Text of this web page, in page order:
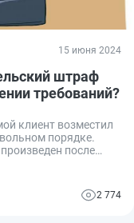
15 июня 2024
штраф
требований?
клиент возместил
порядке.
после
случае платить
2 774